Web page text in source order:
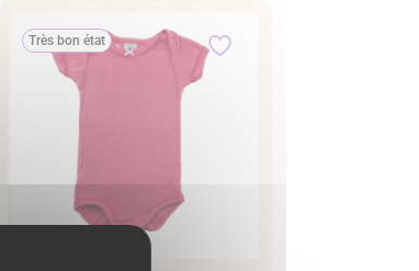
Très bon état